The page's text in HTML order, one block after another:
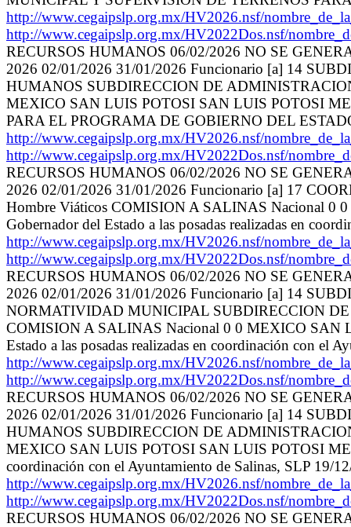
http://www.cegaipslp.org.mx/HV2026.nsf/
http://www.cegaipslp.org.mx/HV2022Dos.nsf/
RECURSOS HUMANOS 06/02/2026 NO SE
2026 02/01/2026 31/01/2026 Funcionario [a] 14
HUMANOS SUBDIRECCION DE
MEXICO SAN LUIS POTOSI SAN LUIS POTOSI
PARA EL PROGRAMA DE GOBIERNO DEL
http://www.cegaipslp.org.mx/HV2026.nsf/
http://www.cegaipslp.org.mx/HV2022Dos.nsf/
RECURSOS HUMANOS 06/02/2026 NO SE
2026 02/01/2026 31/01/2026 Funcionario [a] 17
Hombre Viáticos COMISION A SALINAS Nacional 0
Gobernador del Estado a las posadas realizadas en
http://www.cegaipslp.org.mx/HV2026.nsf/
http://www.cegaipslp.org.mx/HV2022Dos.nsf/
RECURSOS HUMANOS 06/02/2026 NO SE
2026 02/01/2026 31/01/2026 Funcionario [a] 14
NORMATIVIDAD MUNICIPAL SUBDIRECCION
COMISION A SALINAS Nacional 0 0 MEXICO SAN
Estado a las posadas realizadas en coordinación con el
http://www.cegaipslp.org.mx/HV2026.nsf/
http://www.cegaipslp.org.mx/HV2022Dos.nsf/
RECURSOS HUMANOS 06/02/2026 NO SE
2026 02/01/2026 31/01/2026 Funcionario [a] 14
HUMANOS SUBDIRECCION DE
MEXICO SAN LUIS POTOSI SAN LUIS POTOSI
coordinación con el Ayuntamiento de Salinas, SLP 19/
http://www.cegaipslp.org.mx/HV2026.nsf/
http://www.cegaipslp.org.mx/HV2022Dos.nsf/
RECURSOS HUMANOS 06/02/2026 NO SE